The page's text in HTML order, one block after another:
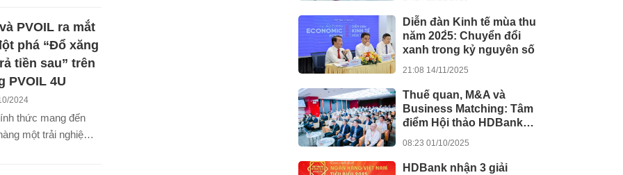
yêu thương mà
lan tỏa trên chặng
năm qua.
PVOIL ra mắt
phá “Đổ xăng
tiền sau” trên
PVOIL 4U
2024
thức mang đến
một trải nghiệm
lớn
Diễn đàn Kinh tế mùa thu
năm 202̀5: Chuyển đổi
xanh trong kỷ nguyên số
21:08 14/11/2025
Thuế quan, M&A và
Business Matching: Tâm
điểm Hội thảo HDBank
08:23 01/10/2025
HDBank nhận 3 giải